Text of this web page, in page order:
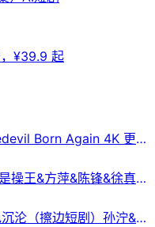
¥39.9 起
Born Again 4K 更新
操王&方萍&陈锋&徐真真
沦（擦边短剧）孙泞&王